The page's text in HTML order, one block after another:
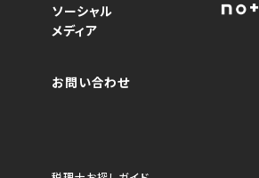
ソーシャル
メディア
お問い合わせ